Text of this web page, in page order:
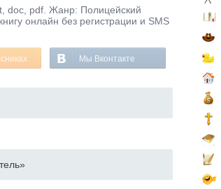
doc, pdf. Жанр: Полицейский
онлайн без регистрации и SMS
Мы Вконтакте